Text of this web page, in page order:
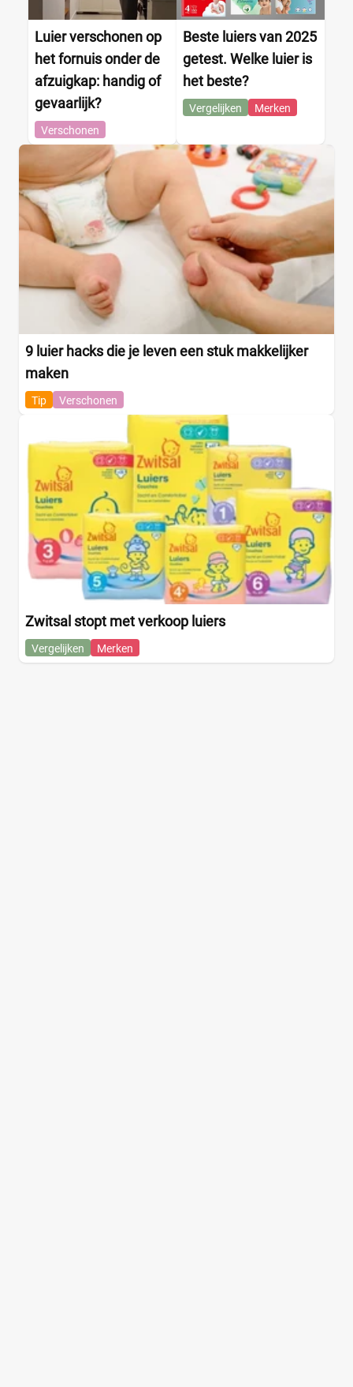
Luier verschonen op
het fornuis onder de
afzuigkap: handig of
gevaarlijk?
Verschonen
Beste luiers van 2025
getest. Welke luier is
het beste?
Vergelijken Merken
9 luier hacks die je leven een stuk makkelijker
maken
Tip Verschonen
Zwitsal stopt met verkoop luiers
Vergelijken Merken